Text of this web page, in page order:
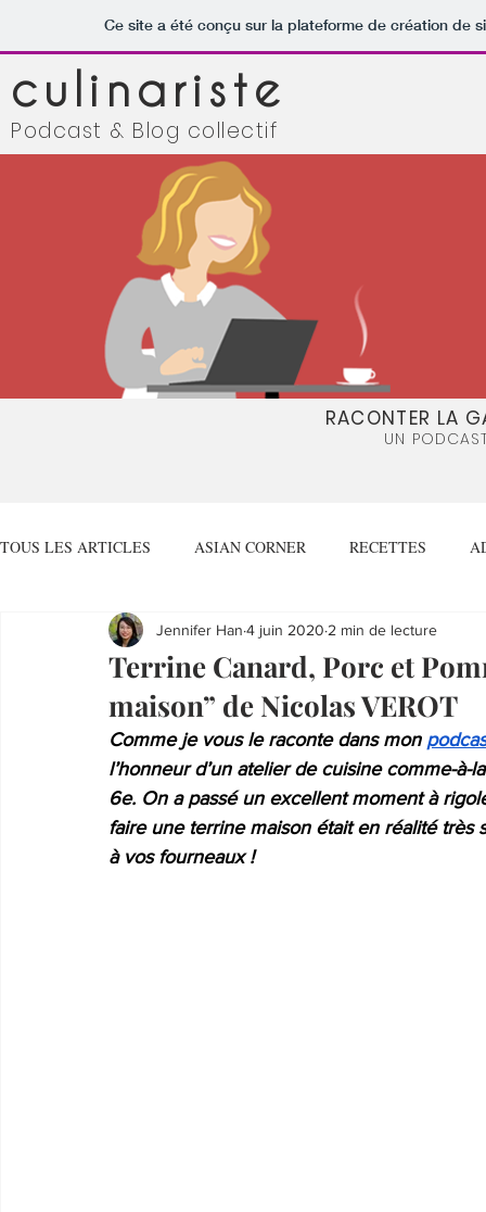
Ce site a été conçu sur la plateforme de création de
culinariste
Podcast & Blog collectif
RACONTER LA
UN
TOUS LES ARTICLES ASIAN CORNER RECETTES
CALENDRIER FOOD J'IRAIS GOÛTER POUR VOUS
Terrine Canard, Porc et
maison” de Nicolas VEROT
Jennifer Han 4 juin 2020 2 min de lecture
Comme je vous le raconte dans mon
l’honneur d’un atelier de cuisine comme-
6e. On a passé un excellent moment à
faire une terrine maison était en réalité
à vos fourneaux !